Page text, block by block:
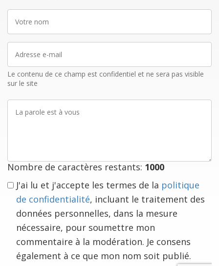
nom
mail
Le contenu de ce champ est confidentiel et ne sera pas visible
sur le site
parole
Nombre de caractères restants: 1000
J'ai lu et j'accepte les termes de la politique
de confidentialité, incluant le traitement des
données personnelles, dans la mesure
nécessaire, pour soumettre mon
commentaire à la modération. Je consens
également à ce que mon nom soit publié.